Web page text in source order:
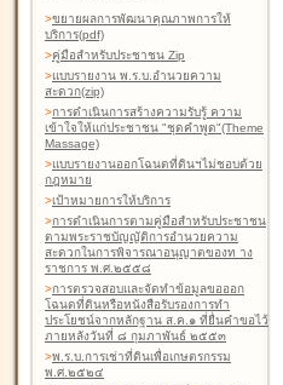
>ขยายผลการพัฒนาคุณภาพการให้
บริการ(pdf)
>คู่มือสำหรับประชาชน Zip
>แบบรายงาน พ.ร.บ.อำนวยความ
สะดวก(zip)
>การดำเนินการสร้างความรับรู้ ความ
เข้าใจให้แก่ประชาชน "ชุดคำพูด"(Theme
Massage)
>แบบรายงานออกโฉนดที่ดินฯไม่ชอบด้วย
กฎหมาย
>เป้าหมายการให้บริการ
>การดำเนินการตามคู่มือสำหรับประชาชน
ตามพระราชบัญญัติการอำนวยความ
สะดวกในการพิจารณาอนุญาตของท าง
ราชการ พ.ศ.๒๕๕๘
>การตรวจสอบและจัดทำข้อมูลขอออก
โฉนดที่ดินหรือหนังสือรับรองการทำ
ประโยชน์จากหลักฐาน ส.ค.๑ ที่ยื่นคำขอไว้
ภายหลังวันที่ ๘ กุมภาพันธ์ ๒๕๕๓
>พ.ร.บ.การเช่าที่ดินเพื่อเกษตรกรรม
พ.ศ.๒๕๒๔